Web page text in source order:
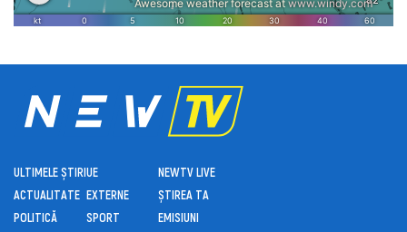
ULTIMELE ȘTIRI
ACTUALITATE
POLITICĂ
UE
EXTERNE
SPORT
NEWTV LIVE
ȘTIREA TA
EMISIUNI